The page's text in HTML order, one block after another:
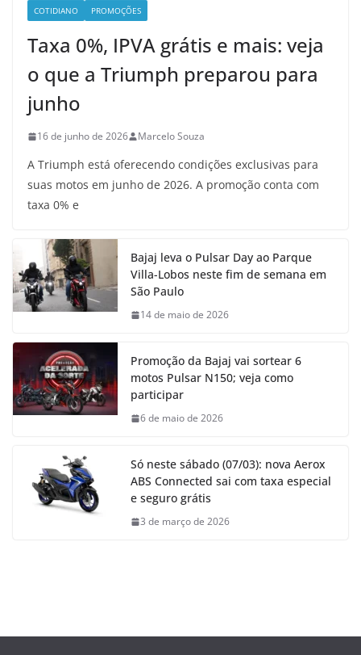
COTIDIANO PROMOÇÕES
Taxa 0%, IPVA grátis e mais: veja
o que a Triumph preparou para
junho
16 de junho de 2026 Marcelo Souza
A Triumph está oferecendo condições exclusivas para
suas motos em junho de 2026. A promoção conta com
taxa 0% e
Bajaj leva o Pulsar Day ao Parque
Villa-Lobos neste fim de semana em
São Paulo
14 de maio de 2026
Promoção da Bajaj vai sortear 6
motos Pulsar N150; veja como
participar
6 de maio de 2026
Só neste sábado (07/03): nova Aerox
ABS Connected sai com taxa especial
e seguro grátis
3 de março de 2026